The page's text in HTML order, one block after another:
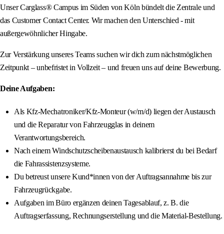
Unser Carglass® Campus im Süden von Köln bündelt die Zentrale und
das Customer Contact Center. Wir machen den Unterschied - mit
außergewöhnlicher Hingabe.
Zur Verstärkung unseres Teams suchen wir dich zum nächstmöglichen
Zeitpunkt – unbefristet in Vollzeit – und freuen uns auf deine Bewerbung.
Deine Aufgaben:
Als Kfz-Mechatroniker/Kfz-Monteur (w/m/d) liegen der Austausch
und die Reparatur von Fahrzeugglas in deinem
Verantwortungsbereich.
Nach einem Windschutzscheibenaustausch kalibrierst du bei Bedarf
die Fahrassistenzsysteme.
Du betreust unsere Kund*innen von der Auftragsannahme bis zur
Fahrzeugrückgabe.
Aufgaben im Büro ergänzen deinen Tagesablauf, z. B. die
Auftragserfassung, Rechnungserstellung und die Material-Bestellung.